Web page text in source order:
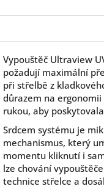
Vypouštěč Ultraview
požadují maximální
při střelbě z
důrazem na
rukou, aby
Srdcem systému je
mechanismus, který
momentu kliknutí i
lze chování
technice střelce a